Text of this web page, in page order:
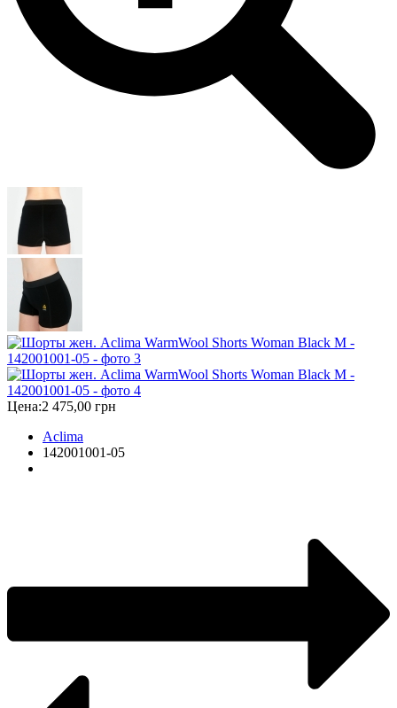
Цена:2 475,00 грн
Aclima
142001001-05